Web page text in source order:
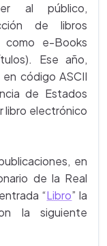
al público,
de libros
como e-Books
Ese año,
en código ASCII
de Estados
libro electrónico
en
de la Real
“Libro” la
la siguiente